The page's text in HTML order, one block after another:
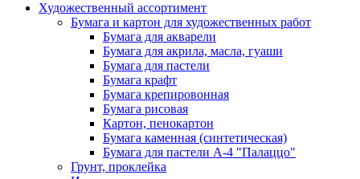
Художественный ассортимент
Бумага и картон для художественных работ
Бумага для акварели
Бумага для акрила, масла, гуаши
Бумага для пастели
Бумага крафт
Бумага крепировонная
Бумага рисовая
Картон, пенокартон
Бумага каменная (синтетическая)
Бумага для пастели А-4 "Палаццо"
Грунт, проклейка